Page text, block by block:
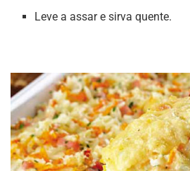
Leve a assar e sirva quente.